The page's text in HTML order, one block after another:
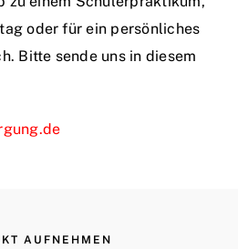
oder für ein persönliches
Bitte sende uns in diesem
AUFNEHMEN